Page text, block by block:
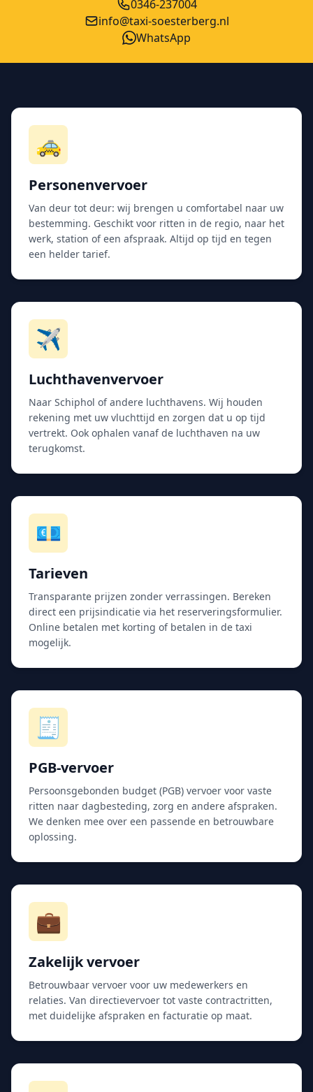
0346-237004
info@taxi-soesterberg.nl
WhatsApp
🚕
Personenvervoer
Van deur tot deur: wij brengen u comfortabel naar uw
bestemming. Geschikt voor ritten in de regio, naar het
werk, station of een afspraak. Altijd op tijd en tegen
een helder tarief.
✈️
Luchthavenvervoer
Naar Schiphol of andere luchthavens. Wij houden
rekening met uw vluchttijd en zorgen dat u op tijd
vertrekt. Ook ophalen vanaf de luchthaven na uw
terugkomst.
💶
Tarieven
Transparante prijzen zonder verrassingen. Bereken
direct een prijsindicatie via het reserveringsformulier.
Online betalen met korting of betalen in de taxi
mogelijk.
🧾
PGB-vervoer
Persoonsgebonden budget (PGB) vervoer voor vaste
ritten naar dagbesteding, zorg en andere afspraken.
We denken mee over een passende en betrouwbare
oplossing.
💼
Zakelijk vervoer
Betrouwbaar vervoer voor uw medewerkers en
relaties. Van directievervoer tot vaste contractritten,
met duidelijke afspraken en facturatie op maat.